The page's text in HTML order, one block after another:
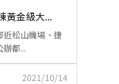
黃金級大...
近松山機場、捷
都...
2021/10/14